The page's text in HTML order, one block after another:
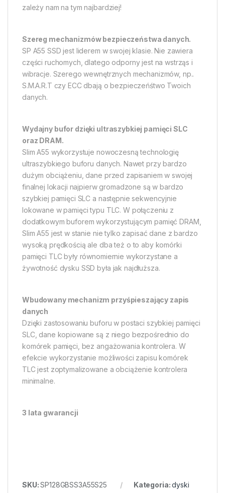
zależy nam na tym najbardziej!
Szereg mechanizmów bezpieczeństwa danych.
SP A55 SSD jest liderem w swojej klasie. Nie zawiera
części ruchomych, dlatego odporny jest na wstrząs i
wibracje. Szerego wewnętrznych mechanizmów, np..
S.M.A.R.T czy ECC dbają o bezpieczeńśtwo Twoich
danych.
Wydajny bufor dzięki ultraszybkiej pamięci SLC
oraz DRAM.
Slim A55 wykorzystuje nowoczesną technologię
ultraszybkiego buforu danych. Nawet przy bardzo
dużym obciążeniu, dane przed zapisaniem w swojej
finalnej lokacji najpierw gromadzone są w bardzo
szybkiej pamięci SLC a następnie sekwencyjnie
lokowane w pamięci typu TLC. W połączeniu z
dodatkowym buforem wykorzystującym pamięć DRAM,
Slim A55 jest w stanie nie tylko zapisać dane z bardzo
wysoką prędkością ale dba też o to aby komórki
pamięci TLC były równomiernie wykorzystane a
żywotność dysku SSD była jak najdłuższa.
Wbudowany mechanizm przyśpieszający zapis
danych
Dzięki zastosowaniu buforu w postaci szybkiej pamięci
SLC, dane kopiowane są z niego bezpośrednio do
komórek pamięci, bez angażowania kontrolera. W
efekcie wykorzystanie możliwości zapisu komórek
TLC jest zoptymalizowane a obciążenie kontrolera
minimalne.
3 lata gwarancji
SKU:SP128GBSS3A55S25 Kategoria:dyski